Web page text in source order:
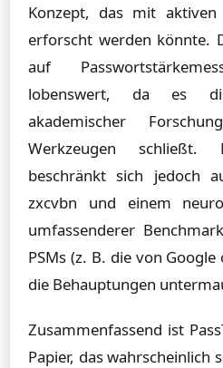
Konzept, das mit aktiven
erforscht werden könnte.
auf
lobenswert, da es
akademischer
Werkzeugen schließt.
beschränkt sich jedoch
zxcvbn und einem
umfassenderer
PSMs (z. B. die von
die Behauptungen
Zusammenfassend ist
Papier, das wahrscheinlich